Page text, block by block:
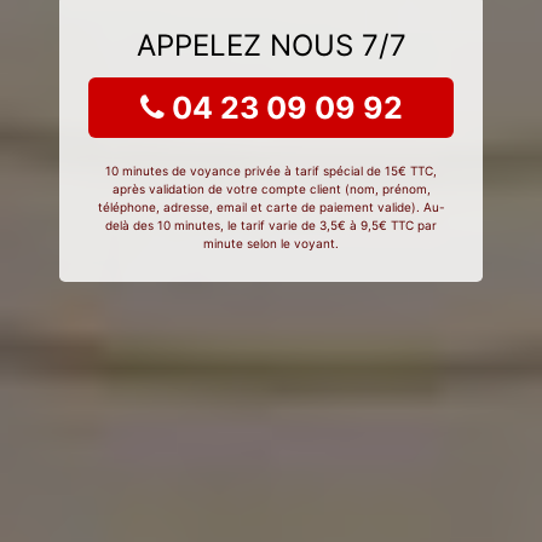
APPELEZ NOUS 7/7
04 23 09 09 92
10 minutes de voyance privée à tarif spécial de 15€ TTC,
après validation de votre compte client (nom, prénom,
téléphone, adresse, email et carte de paiement valide). Au-
delà des 10 minutes, le tarif varie de 3,5€ à 9,5€ TTC par
minute selon le voyant.